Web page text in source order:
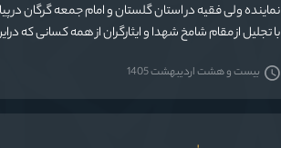
نماینده ولی فقیه در استان گلستان و امام جمعه گرگان در
با تجلیل از مقام شامخ شهدا و ایثارگران از همه کسانی که
بیست و هشت اردیبهشت 1405